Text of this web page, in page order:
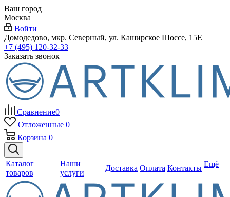
Ваш город
Москва
Войти
Домодедово, мкр. Северный, ул. Каширское Шоссе, 15Е
+7 (495) 120-32-33
Заказать звонок
Сравнение0
Отложенные 0
Корзина 0
Каталог
товаров
Наши
услуги
Доставка Оплата Контакты Ещё